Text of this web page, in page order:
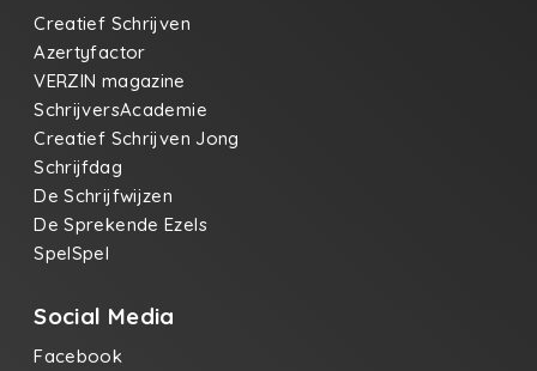
Creatief Schrijven
Azertyfactor
VERZIN magazine
SchrijversAcademie
Creatief Schrijven Jong
Schrijfdag
De Schrijfwijzen
De Sprekende Ezels
SpelSpel
Social Media
Facebook